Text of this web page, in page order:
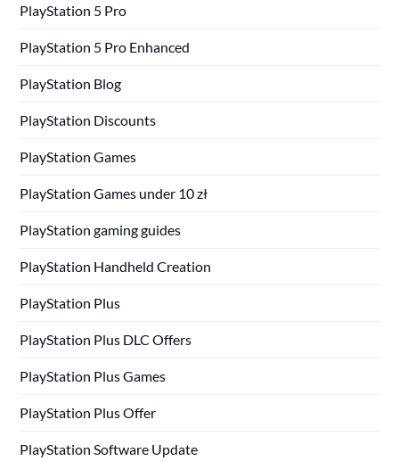
PlayStation 5 Pro
PlayStation 5 Pro Enhanced
PlayStation Blog
PlayStation Discounts
PlayStation Games
PlayStation Games under 10 zł
PlayStation gaming guides
PlayStation Handheld Creation
PlayStation Plus
PlayStation Plus DLC Offers
PlayStation Plus Games
PlayStation Plus Offer
PlayStation Software Update